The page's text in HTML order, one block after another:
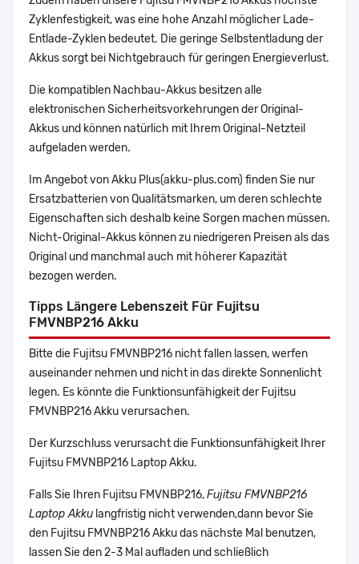
Zyklenfestigkeit, was eine hohe Anzahl möglicher Lade-
Entlade-Zyklen bedeutet. Die geringe Selbstentladung der
Akkus sorgt bei Nichtgebrauch für geringen Energieverlust.
Die kompatiblen Nachbau-Akkus besitzen alle
elektronischen Sicherheitsvorkehrungen der Original-
Akkus und können natürlich mit Ihrem Original-Netzteil
aufgeladen werden.
Im Angebot von Akku Plus(akku-plus.com) finden Sie nur
Ersatzbatterien von Qualitätsmarken, um deren schlechte
Eigenschaften sich deshalb keine Sorgen machen müssen.
Nicht-Original-Akkus können zu niedrigeren Preisen als das
Original und manchmal auch mit höherer Kapazität
bezogen werden.
Tipps Längere Lebenszeit Für Fujitsu
FMVNBP216 Akku
Bitte die Fujitsu FMVNBP216 nicht fallen lassen, werfen
auseinander nehmen und nicht in das direkte Sonnenlicht
legen. Es könnte die Funktionsunfähigkeit der Fujitsu
FMVNBP216 Akku verursachen.
Der Kurzschluss verursacht die Funktionsunfähigkeit Ihrer
Fujitsu FMVNBP216 Laptop Akku.
Falls Sie Ihren Fujitsu FMVNBP216,Fujitsu FMVNBP216
Laptop Akku langfristig nicht verwenden,dann bevor Sie
den Fujitsu FMVNBP216 Akku das nächste Mal benutzen,
lassen Sie den 2-3 Mal aufladen und schließlich